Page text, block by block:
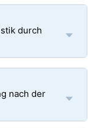
durch
nach der